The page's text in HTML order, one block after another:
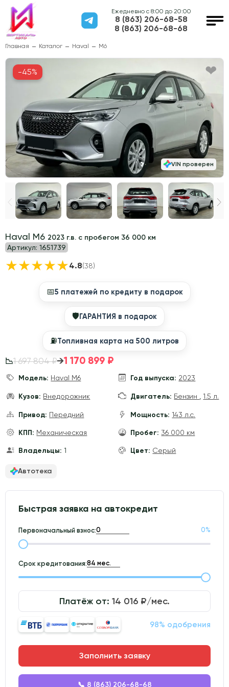
Ежедневно с 8:00 до 20:00
8 (863) 206-68-58
8 (863) 206-68-68
Главная Каталог Haval M6
Haval M6 2023 г.в. с пробегом 36 000 км
Артикул: 1651739
★★★★★4.8(38)
📅5 платежей по кредиту в подарок
🛡ГАРАНТИЯ в подарок
⛽️Топливная карта на 500 литров
📉1 697 804 ₽→1 170 899 ₽
Модель: Haval M6 Год выпуска: 2023
Кузов: Внедорожник Двигатель: Бензин ,1.5 л.
Привод: Передний Мощность: 143 л.с.
КПП: Механическая Пробег: 36 000 км
Владельцы: 1 Цвет: Серый
Автотека
Быстрая заявка на автокредит
Первоначальный взнос: 0%
Срок кредитования:
Платёж от: 14 016 ₽/мес.
98% одобрения
Заполнить заявку
📞 8 (863) 206-68-68
VIN проверен
-45%